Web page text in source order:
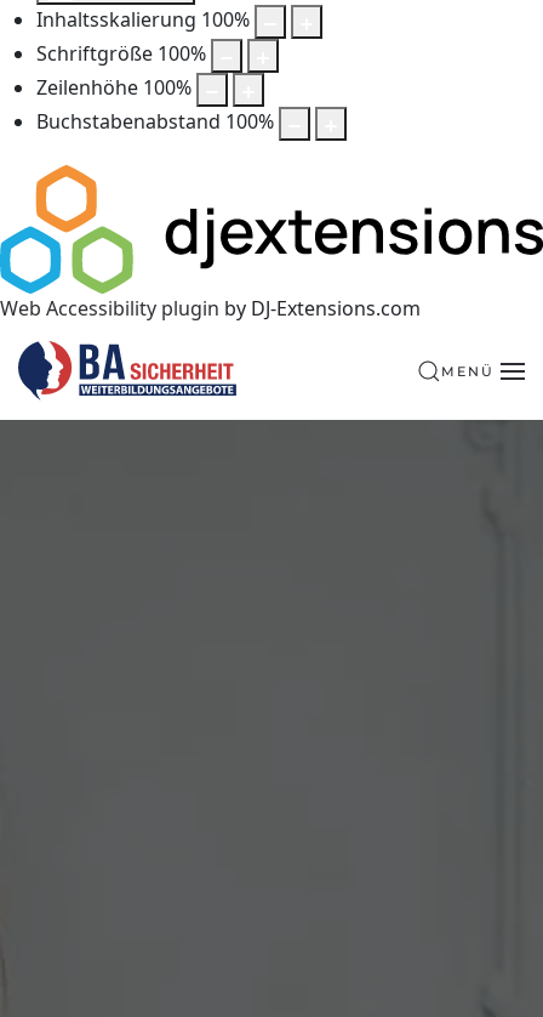
Inhaltsskalierung 100%
Schriftgröße 100%
Zeilenhöhe 100%
Buchstabenabstand 100%
Web Accessibility plugin by DJ-Extensions.com
MENÜ